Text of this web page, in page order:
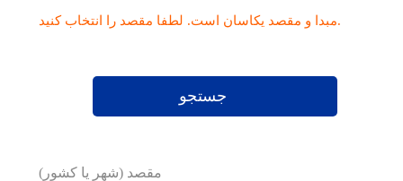
مبدا و مقصد یکاسان است.لطفا مقصد را انتخاب کنید.
جستجو
مقصد (شهر یا کشور)